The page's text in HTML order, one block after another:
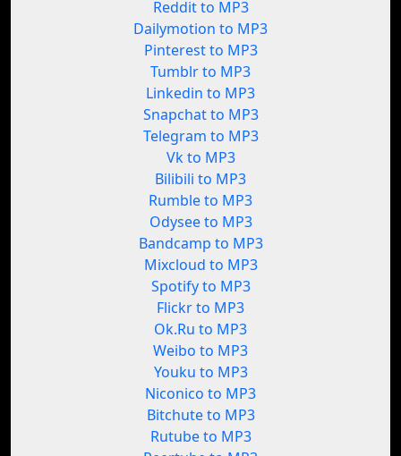
Reddit to MP3
Dailymotion to MP3
Pinterest to MP3
Tumblr to MP3
Linkedin to MP3
Snapchat to MP3
Telegram to MP3
Vk to MP3
Bilibili to MP3
Rumble to MP3
Odysee to MP3
Bandcamp to MP3
Mixcloud to MP3
Spotify to MP3
Flickr to MP3
Ok.Ru to MP3
Weibo to MP3
Youku to MP3
Niconico to MP3
Bitchute to MP3
Rutube to MP3